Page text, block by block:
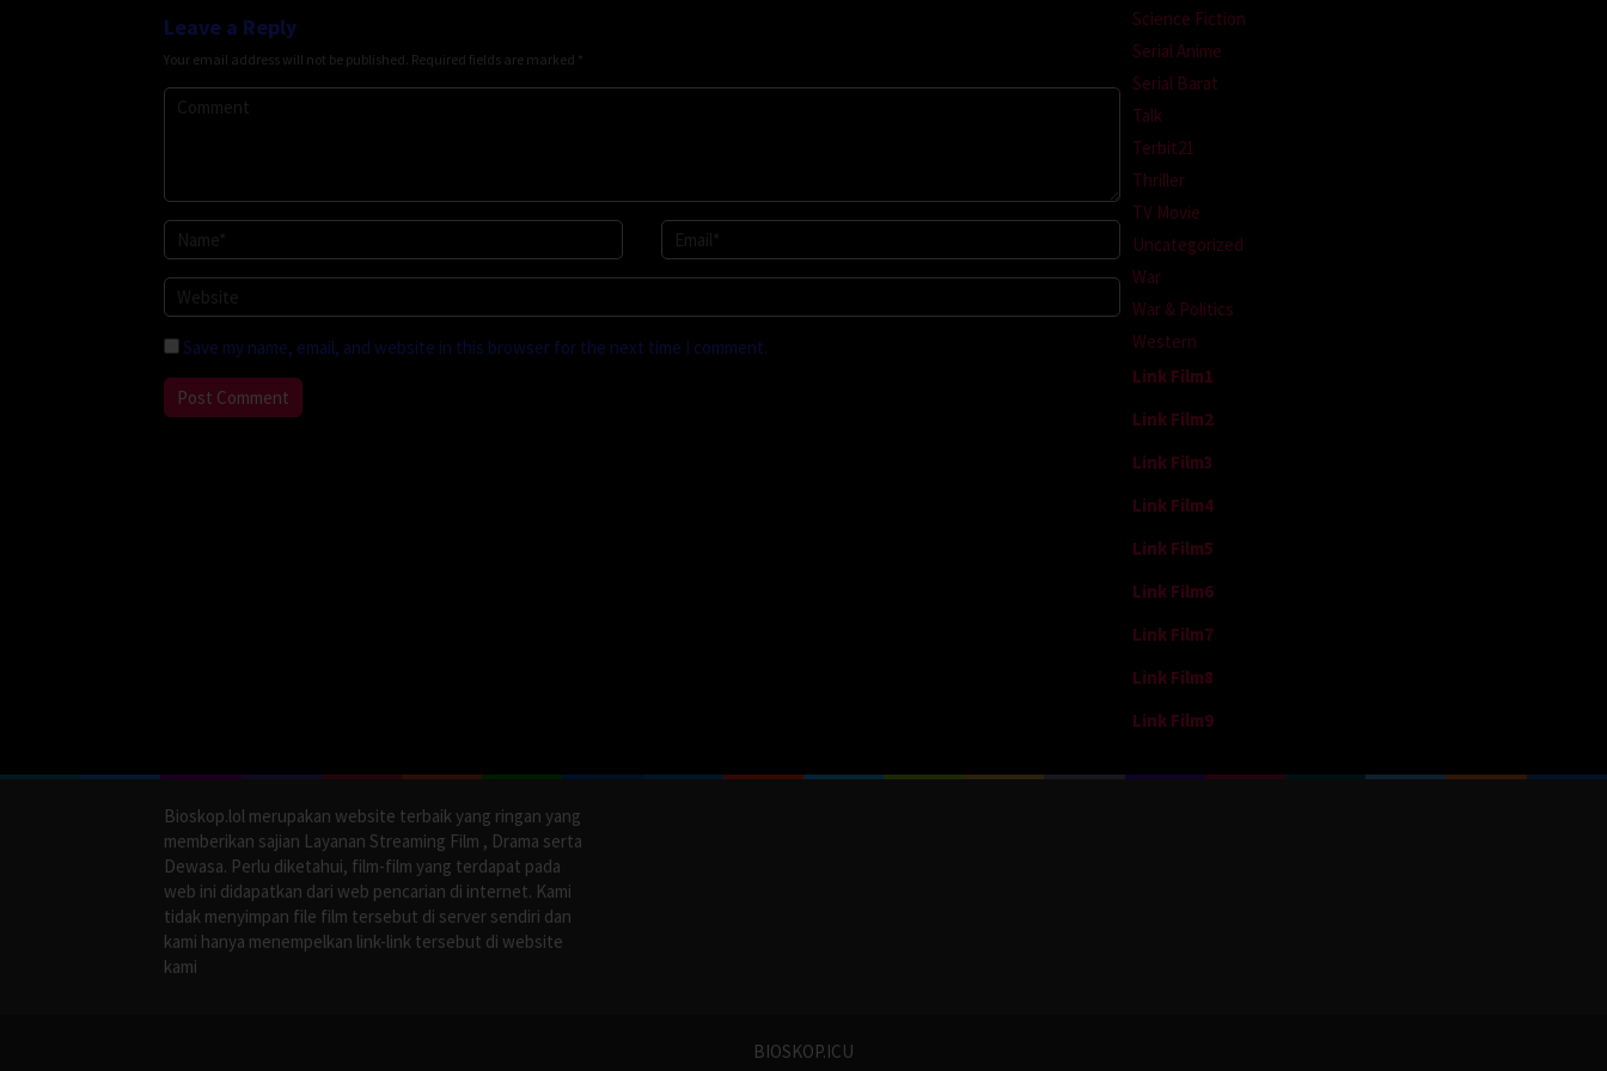
Leave a Reply
Your email address will not be published. Required fields are marked *
Save my name, email, and website in this browser for the next time I comment.
Science Fiction
Serial Anime
Serial Barat
Talk
Terbit21
Thriller
TV Movie
Uncategorized
War
War & Politics
Western
Link Film1
Link Film2
Link Film3
Link Film4
Link Film5
Link Film6
Link Film7
Link Film8
Link Film9
Bioskop.lol merupakan website terbaik yang ringan yang
memberikan sajian Layanan Streaming Film , Drama serta
Dewasa. Perlu diketahui, film-film yang terdapat pada
web ini didapatkan dari web pencarian di internet. Kami
tidak menyimpan file film tersebut di server sendiri dan
kami hanya menempelkan link-link tersebut di website
kami
BIOSKOP.ICU